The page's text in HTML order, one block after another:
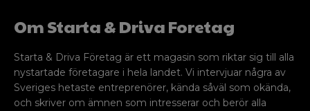
Om Starta & Driva Foretag
Starta & Driva Företag är ett magasin som riktar sig till alla
nystartade företagare i hela landet. Vi intervjuar några av
Sveriges hetaste entreprenörer, kända såväl som okända,
och skriver om ämnen som intresserar och berör alla